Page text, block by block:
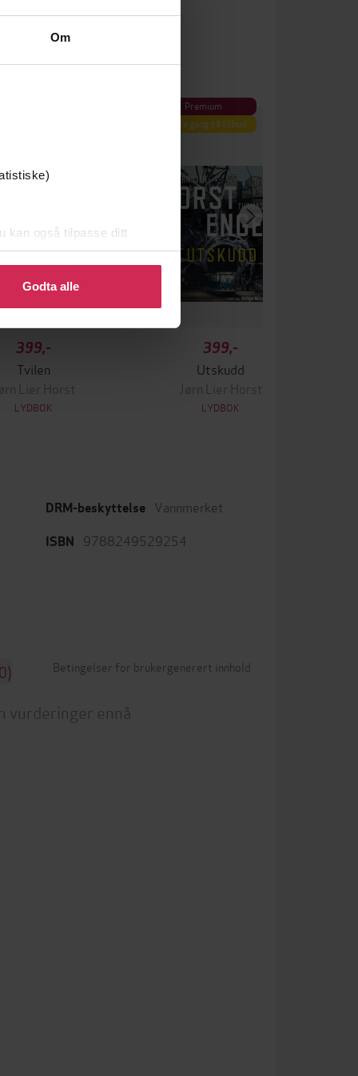
Om
kan også tilpasse ditt
eller endre ditt samtykke.
Godta alle
399,-
Tvilen
Jørn Lier Horst
LYDBOK
Premium
Første gang på tilbud
399,-
Utskudd
Jørn Lier Horst
LYDBOK
DRM-beskyttelse Vannmerket
ISBN 9788249529254
Betingelser for brukergenerert innhold
vurderinger ennå